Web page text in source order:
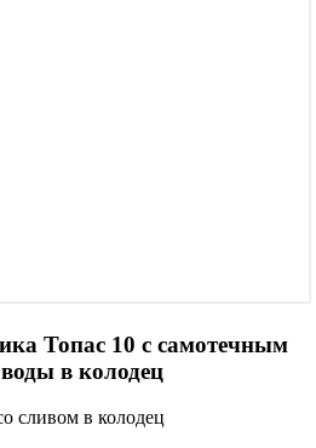
Топас 10 с самотечным
в колодец